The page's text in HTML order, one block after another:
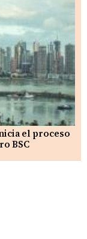
el proceso
BSC